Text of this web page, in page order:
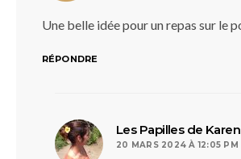
Une belle idée pour un repas sur le
RÉPONDRE
Les Papilles de Karen
20 MARS 2024 À 12:05 PM